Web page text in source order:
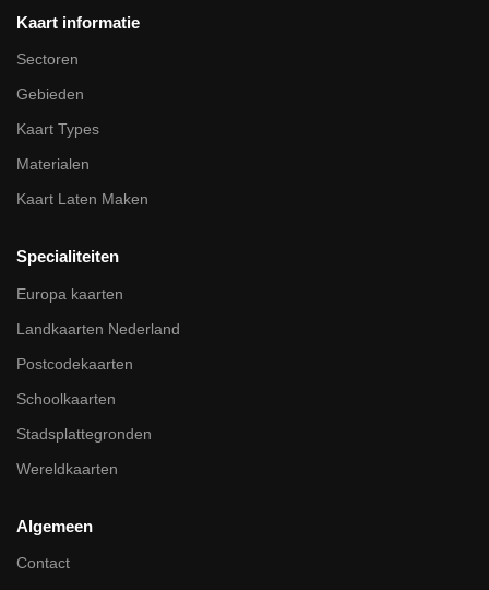
Kaart informatie
Sectoren
Gebieden
Kaart Types
Materialen
Kaart Laten Maken
Specialiteiten
Europa kaarten
Landkaarten Nederland
Postcodekaarten
Schoolkaarten
Stadsplattegronden
Wereldkaarten
Algemeen
Contact